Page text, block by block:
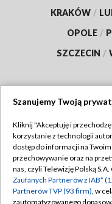
KRAKÓW /
OPOLE /
SZCZECIN /
Abonament TVP
Emisja w TVP
Centrum informacji
Szanujemy Twoją
Kliknij "Akceptuję i
korzystanie z technologii
dostęp do informacji na
przechowywanie oraz na
nas, czyli Telewizję Polską
Zaufanych Partnerów z IAB*
Partnerów TVP (93 firm), w
zautomatyzowanego